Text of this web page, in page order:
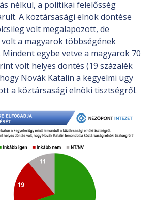
nélkül, a politikai felelősség
A köztársasági elnök döntése
volt megalapozott, de
a magyarok többségének
Mindent egybe vetve a magyarok 70
volt helyes döntés (19 százalék
Novák Katalin a kegyelmi ügy
a köztársasági elnöki tisztségről.